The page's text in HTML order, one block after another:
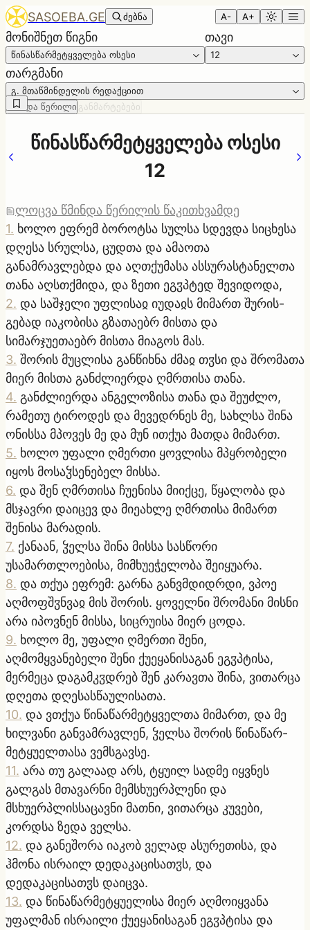
SASOEBA.GE ძებნა A- A+
მონიშნეთ წიგნი
წინასწარმეტყველება ოსესი
თავი
12
თარგმანი
გ. მთაწმინდელის რედაქციით
წმინდა წერილი განმარტებები
წინასწარმეტყველება ოსესი
12
ლოცვა წმინდა წერილის წაკითხვამდე
1. ხოლო ეფრემ ბოროტსა სულსა სდევდა სიცხესა
დღესა სრულსა, ცუდთა და ამაოთა
განამრავლებდა და აღთქუმასა ასსურასტანელთა
თანა აღსთქმიდა, და ზეთი ეგჳპტედ შევიდოდა,
2. და საშჯელი უფლისაჲ იუდაჲს მიმართ შურის-
გებად იაკობისა გზათაებრ მისთა და
სიმარჯუეთაებრ მისთა მიაგოს მას.
3. შორის მუცლისა განწიხნა ძმაჲ თჳსი და შრომათა
მიერ მისთა განძლიერდა ღმრთისა თანა.
4. განძლიერდა ანგელოზისა თანა და შეუძლო,
რამეთუ ტიროდეს და მევედრნეს მე, სახლსა შინა
ონისსა მპოვეს მე და მუნ ითქუა მათდა მიმართ.
5. ხოლო უფალი ღმერთი ყოვლისა მპყრობელი
იყოს მოსაჴსენებელ მისსა.
6. და შენ ღმრთისა ჩუენისა მიიქცე, წყალობა და
მსჯავრი დაიცევ და მიეახლე ღმრთისა მიმართ
შენისა მარადის.
7. ქანაან, ჴელსა შინა მისსა სასწორი
უსამართლოებისა, მიმხუეჭელობა შეიყუარა.
8. და თქუა ეფრემ: გარნა განვმდიდრდი, ვპოე
აღმოფშჳნვაჲ მის შორის. ყოველნი შრომანი მისნი
არა იპოვნენ მისსა, სიცრუისა მიერ ცოდა.
9. ხოლო მე, უფალი ღმერთი შენი,
აღმომყვანებელი შენი ქუეყანისაგან ეგჳპტისა,
მერმეცა დაგამკჳდრებ შენ კარავთა შინა, ვითარცა
დღეთა დღესასწაულისათა.
10. და ვთქუა წინაწარმეტყველთა მიმართ, და მე
ხილვანი განვამრავლენ, ჴელსა შორის წინაწარ-
მეტყუელთასა ვემსგავსე.
11. არა თუ გალაად არს, ტყუილ სადმე იყვნეს
გალგას მთავარნი მემსხუერპლენი და
მსხუერპლისსაცავნი მათნი, ვითარცა კუვები,
კორდსა ზედა ველსა.
12. და განეშორა იაკობ ველად ასურეთისა, და
ჰმონა ისრაილ დედაკაცისათჳს, და
დედაკაცისათჳს დაიცვა.
13. და წინაწარმეტყუელისა მიერ აღმოიყვანა
უფალმან ისრაილი ქუეყანისაგან ეგჳპტისა და